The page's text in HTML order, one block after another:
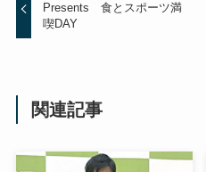
Presents 食とスポーツ満
喫DAY
関連記事